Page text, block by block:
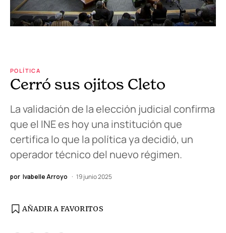
POLÍTICA
Cerró sus ojitos Cleto
La validación de la elección judicial confirma
que el INE es hoy una institución que
certifica lo que la política ya decidió, un
operador técnico del nuevo régimen.
por Ivabelle Arroyo 19 junio 2025
AÑADIR A FAVORITOS